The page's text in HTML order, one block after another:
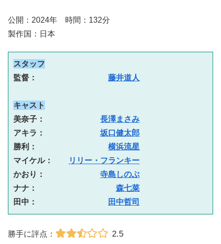
公開：2024年 時間：132分
製作国：日本
スタッフ
監督： 藤井道人
キャスト
美奈子： 長澤まさみ
アキラ： 坂口健太郎
勝利： 横浜流星
マイケル：
リリー・フランキー
かおり： 寺島しのぶ
ナナ： 森七菜
田中：
田中哲司
勝手に評点： 2.5